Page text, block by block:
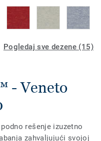
Pogledaj sve dezene (15)
- Veneto
rešenje izuzetno
zahvaljujući svojoj